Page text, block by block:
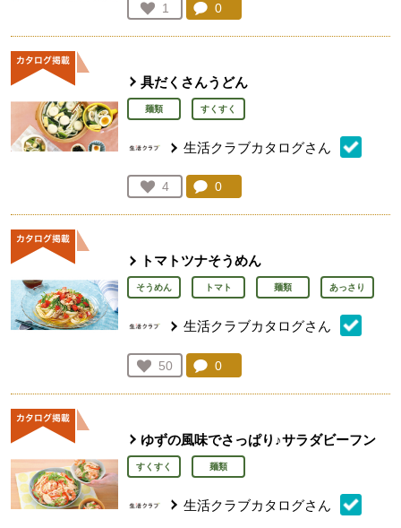
お気に入り登録：
1
人が登録
コメント：
0
具だくさんうどん
麺類 すくすく
生活クラブカタログさん
お気に入り登録：
4
人が登録
コメント：
0
トマトツナそうめん
そうめん トマト 麺類 あっさり
生活クラブカタログさん
お気に入り登録：
50
人が登録
コメント：
0
ゆずの風味でさっぱり♪サラダビーフン
すくすく 麺類
生活クラブカタログさん